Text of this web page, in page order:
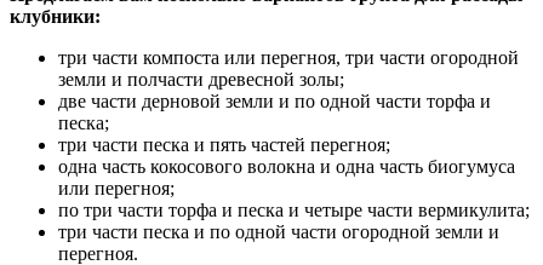
клубники:
три части компоста или перегноя, три части огородной
земли и полчасти древесной золы;
две части дерновой земли и по одной части торфа и
песка;
три части песка и пять частей перегноя;
одна часть кокосового волокна и одна часть биогумуса
или перегноя;
по три части торфа и песка и четыре части вермикулита;
три части песка и по одной части огородной земли и
перегноя.